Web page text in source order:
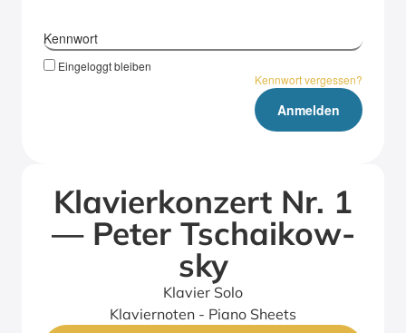
Kennwort
Eingeloggt bleiben
Kennwort vergessen?
Kla­vier­kon­zert Nr. 1
— Peter Tschai­kow­
sky
Klavier Solo
Klaviernoten - Piano Sheets